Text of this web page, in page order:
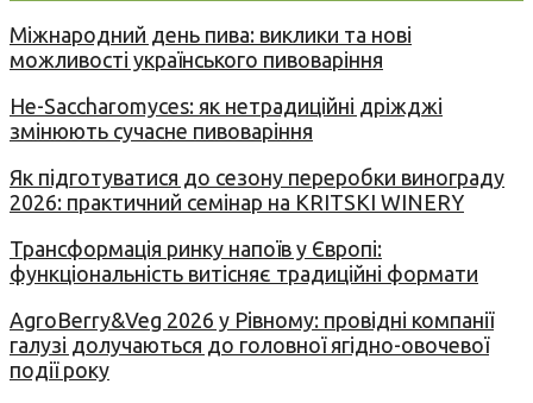
Міжнародний день пива: виклики та нові
можливості українського пивоваріння
Не-Saccharomyces: як нетрадиційні дріжджі
змінюють сучасне пивоваріння
Як підготуватися до сезону переробки винограду
2026: практичний семінар на KRITSKI WINERY
Трансформація ринку напоїв у Європі:
функціональність витісняє традиційні формати
AgroBerry&Veg 2026 у Рівному: провідні компанії
галузі долучаються до головної ягідно-овочевої
події року